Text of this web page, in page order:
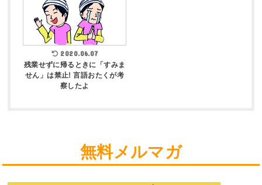
2020.06.07
残業せずに帰るときに「すみま
せん」は禁止! 言語おたくが考
察したよ
無料メルマガ